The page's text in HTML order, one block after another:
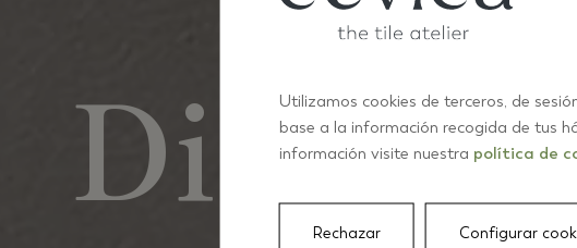
DieUtilizamos cookies de terceros, de
base a la información recogida de tus
información visite nuestra política de
Rechazar Configurar